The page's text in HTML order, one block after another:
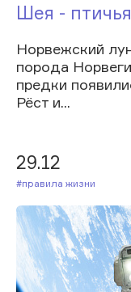
Шея -
Норвежский
порода
предки
Рёст и...
29.12
#Правила жизни